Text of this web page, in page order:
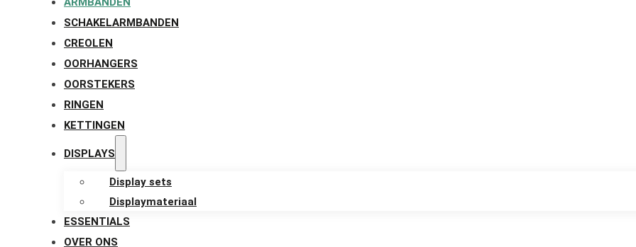
SCHAKELARMBANDEN
CREOLEN
OORHANGERS
OORSTEKERS
RINGEN
KETTINGEN
DISPLAYS
Display sets
Displaymateriaal
ESSENTIALS
OVER ONS